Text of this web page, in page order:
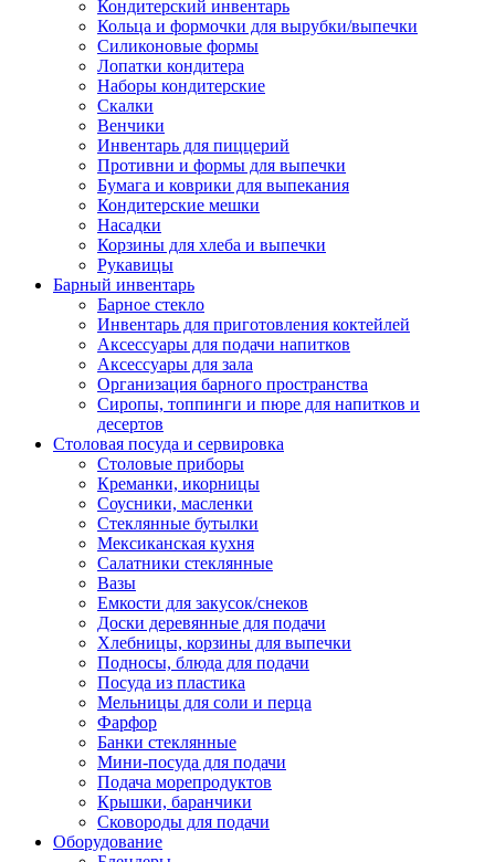
Кондитерский инвентарь
Кольца и формочки для вырубки/выпечки
Силиконовые формы
Лопатки кондитера
Наборы кондитерские
Скалки
Венчики
Инвентарь для пиццерий
Противни и формы для выпечки
Бумага и коврики для выпекания
Кондитерские мешки
Насадки
Корзины для хлеба и выпечки
Рукавицы
Барный инвентарь
Барное стекло
Инвентарь для приготовления коктейлей
Аксессуары для подачи напитков
Аксессуары для зала
Организация барного пространства
Сиропы, топпинги и пюре для напитков и
десертов
Столовая посуда и сервировка
Столовые приборы
Креманки, икорницы
Соусники, масленки
Стеклянные бутылки
Мексиканская кухня
Салатники стеклянные
Вазы
Емкости для закусок/снеков
Доски деревянные для подачи
Хлебницы, корзины для выпечки
Подносы, блюда для подачи
Посуда из пластика
Мельницы для соли и перца
Фарфор
Банки стеклянные
Мини-посуда для подачи
Подача морепродуктов
Крышки, баранчики
Сковороды для подачи
Оборудование